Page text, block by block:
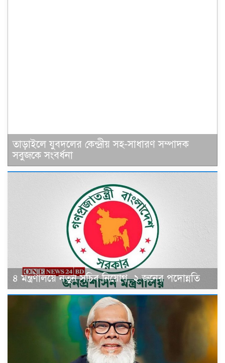
তাড়াইলে যুবদলের কেন্দ্রীয় সহ-সাধারণ সম্পাদক
সবুজকে সংবর্ধনা
৪ মন্ত্রণালয়ে নতুন সচিব নিয়োগ, ২ জনের পদোন্নতি